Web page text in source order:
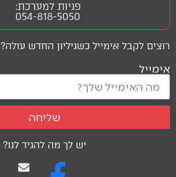
יש לך מה להגיד לנו?
רוצים לקבל אימייל כשגיליון החדש עולה?
אימייל
שליחה
פניות למערכת:
054-818-5050